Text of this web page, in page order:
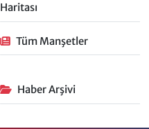
Haritası
Tüm Manşetler
Haber Arşivi